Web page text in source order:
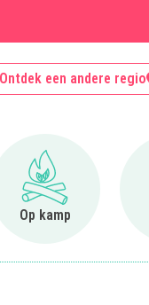
Ontdek een andere regio
Op kamp
Ga naar Op kamp